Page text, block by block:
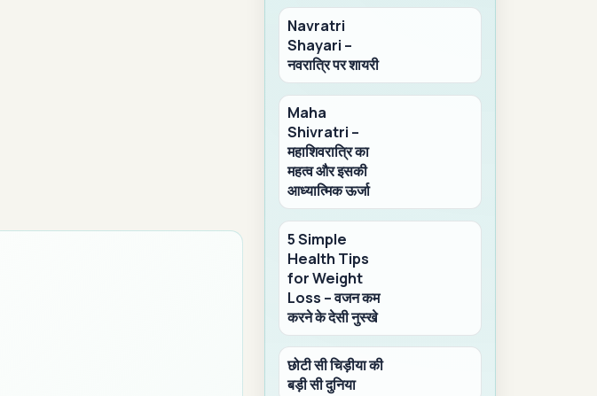
Navratri
Shayari –
नवरात्रि पर शायरी
Maha
Shivratri –
महाशिवरात्रि का
महत्व और इसकी
आध्यात्मिक ऊर्जा
5 Simple
Health Tips
for Weight
Loss – वजन कम
करने के देसी नुस्खे
छोटी सी चिड़ीया की
बड़ी सी दुनिया